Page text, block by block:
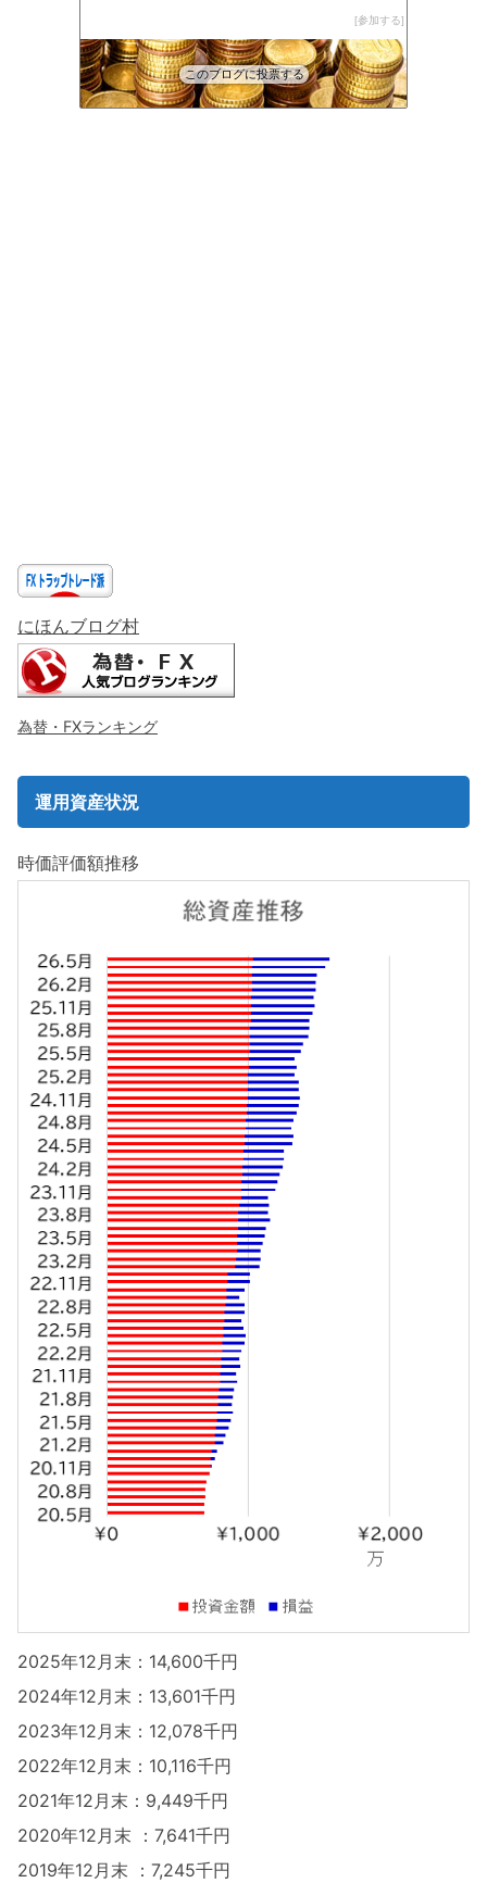
参加する
このブログに投票する
にほんブログ村
為替・FXランキング
運用資産状況
時価評価額推移
2025年12月末：14,600千円
2024年12月末：13,601千円
2023年12月末：12,078千円
2022年12月末：10,116千円
2021年12月末：9,449千円
2020年12月末 ：7,641千円
2019年12月末 ：7,245千円